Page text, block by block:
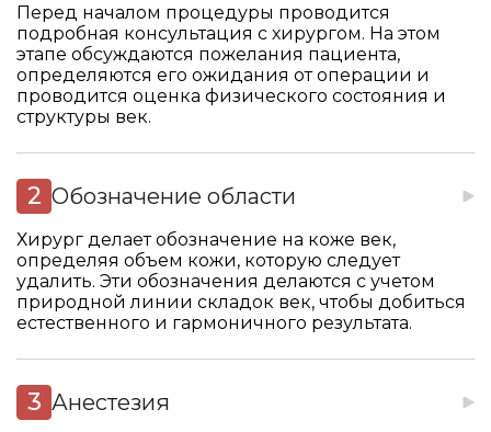
Перед началом процедуры проводится
подробная консультация с хирургом. На этом
этапе обсуждаются пожелания пациента,
определяются его ожидания от операции и
проводится оценка физического состояния и
структуры век.
Обозначение области
Хирург делает обозначение на коже век,
определяя объем кожи, которую следует
удалить. Эти обозначения делаются с учетом
природной линии складок век, чтобы добиться
естественного и гармоничного результата.
Анестезия